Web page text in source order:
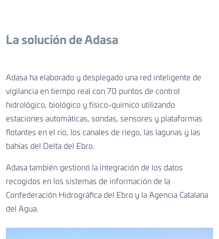
La solución de Adasa
Adasa ha elaborado y desplegado una red inteligente de
vigilancia en tiempo real con 70 puntos de control
hidrológico, biológico y físico-químico utilizando
estaciones automáticas, sondas, sensores y plataformas
flotantes en el río, los canales de riego, las lagunas y las
bahías del Delta del Ebro.
Adasa también gestionó la integración de los datos
recogidos en los sistemas de información de la
Confederación Hidrográfica del Ebro y la Agencia Catalana
del Agua.